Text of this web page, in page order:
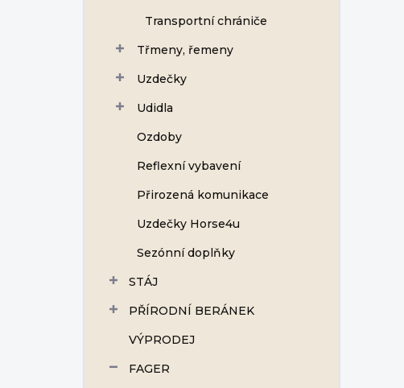
Transportní chrániče
Třmeny, řemeny
Uzdečky
Udidla
Ozdoby
Reflexní vybavení
Přirozená komunikace
Uzdečky Horse4u
Sezónní doplňky
STÁJ
PŘÍRODNÍ BERÁNEK
VÝPRODEJ
FAGER